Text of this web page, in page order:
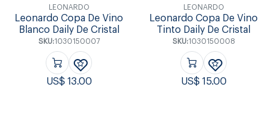
LEONARDO
Leonardo Copa De Vino
Blanco Daily De Cristal
SKU:1030150007
US$ 13.00
LEONARDO
Leonardo Copa De Vino
Tinto Daily De Cristal
SKU:1030150008
US$ 15.00